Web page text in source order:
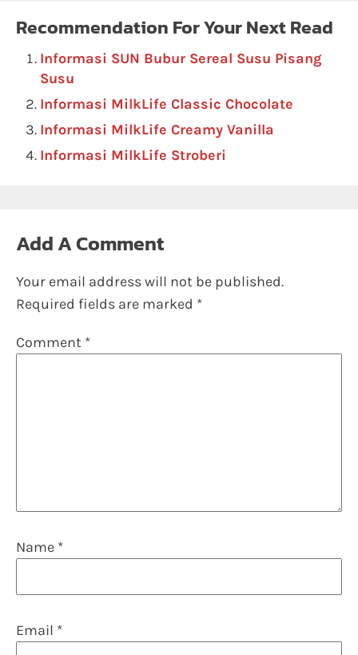
Recommendation For Your Next Read
Informasi SUN Bubur Sereal Susu Pisang
Susu
Informasi MilkLife Classic Chocolate
Informasi MilkLife Creamy Vanilla
Informasi MilkLife Stroberi
Add A Comment
Your email address will not be published.
Required fields are marked *
Comment *
Name *
Email *